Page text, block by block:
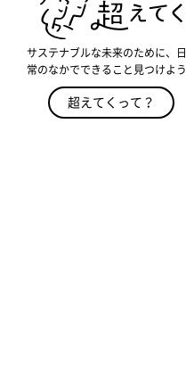
サステナブルな未来のために、日
常のなかでできること見つけよう
超えてくって？